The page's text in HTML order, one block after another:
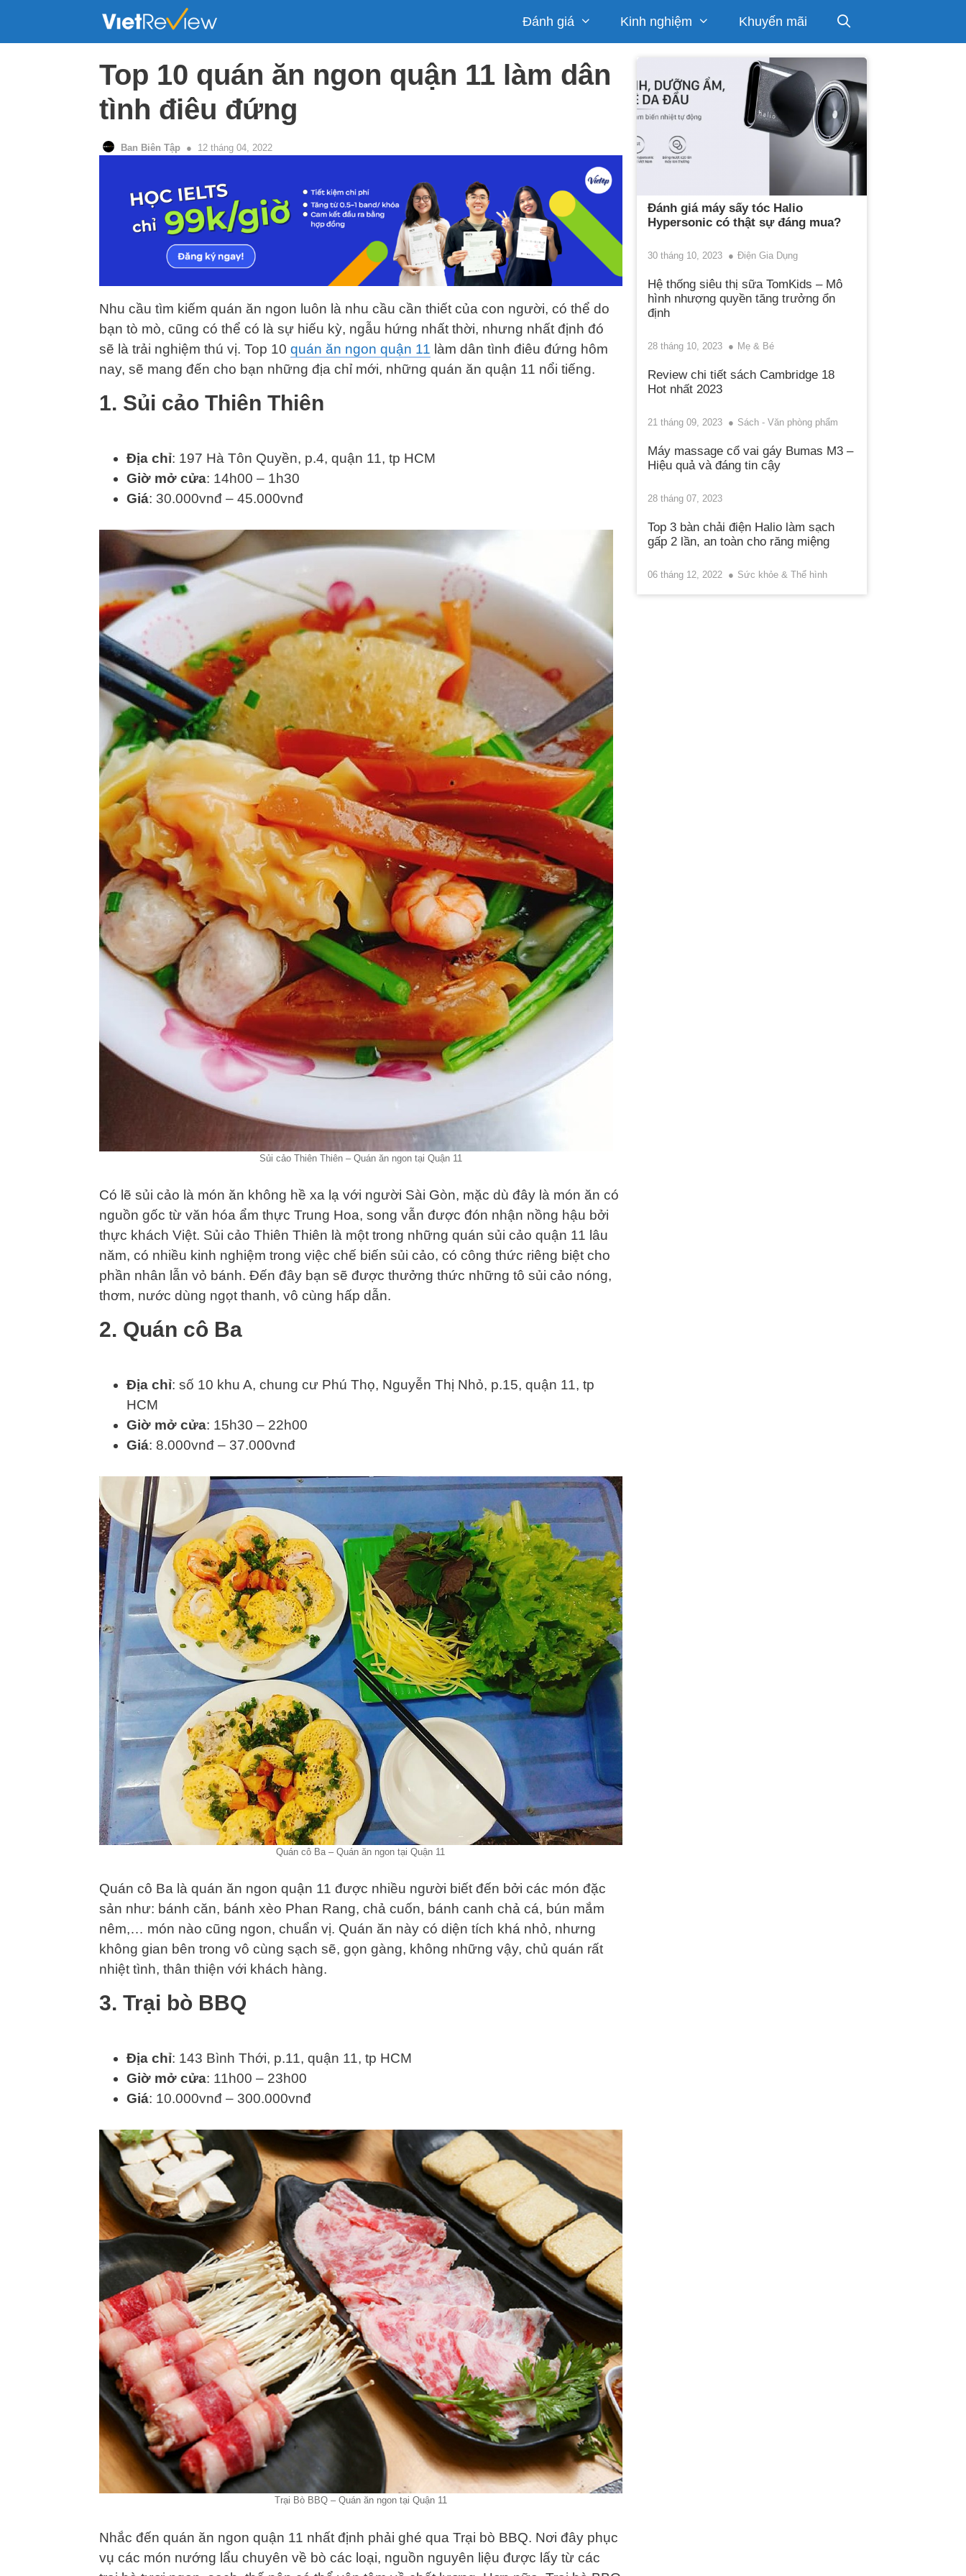
Đánh giá Kinh nghiệm Khuyến mãi
Top 10 quán ăn ngon quận 11 làm dân
tình điêu đứng
Ban Biên Tập 12 tháng 04, 2022
Nhu cầu tìm kiếm quán ăn ngon luôn là nhu cầu cần thiết của con người, có thể do
bạn tò mò, cũng có thể có là sự hiếu kỳ, ngẫu hứng nhất thời, nhưng nhất định đó
sẽ là trải nghiệm thú vị. Top 10 quán ăn ngon quận 11 làm dân tình điêu đứng hôm
nay, sẽ mang đến cho bạn những địa chỉ mới, những quán ăn quận 11 nổi tiếng.
1. Sủi cảo Thiên Thiên
Địa chỉ: 197 Hà Tôn Quyền, p.4, quận 11, tp HCM
Giờ mở cửa: 14h00 – 1h30
Giá: 30.000vnđ – 45.000vnđ
Sủi cảo Thiên Thiên – Quán ăn ngon tại Quận 11
Có lẽ sủi cảo là món ăn không hề xa lạ với người Sài Gòn, mặc dù đây là món ăn có
nguồn gốc từ văn hóa ẩm thực Trung Hoa, song vẫn được đón nhận nồng hậu bởi
thực khách Việt. Sủi cảo Thiên Thiên là một trong những quán sủi cảo quận 11 lâu
năm, có nhiều kinh nghiệm trong việc chế biến sủi cảo, có công thức riêng biệt cho
phần nhân lẫn vỏ bánh. Đến đây bạn sẽ được thưởng thức những tô sủi cảo nóng,
thơm, nước dùng ngọt thanh, vô cùng hấp dẫn.
2. Quán cô Ba
Địa chỉ: số 10 khu A, chung cư Phú Thọ, Nguyễn Thị Nhỏ, p.15, quận 11, tp
HCM
Giờ mở cửa: 15h30 – 22h00
Giá: 8.000vnđ – 37.000vnđ
Quán cô Ba – Quán ăn ngon tại Quận 11
Quán cô Ba là quán ăn ngon quận 11 được nhiều người biết đến bởi các món đặc
sản như: bánh căn, bánh xèo Phan Rang, chả cuốn, bánh canh chả cá, bún mắm
nêm,… món nào cũng ngon, chuẩn vị. Quán ăn này có diện tích khá nhỏ, nhưng
không gian bên trong vô cùng sạch sẽ, gọn gàng, không những vậy, chủ quán rất
nhiệt tình, thân thiện với khách hàng.
3. Trại bò BBQ
Địa chỉ: 143 Bình Thới, p.11, quận 11, tp HCM
Giờ mở cửa: 11h00 – 23h00
Giá: 10.000vnđ – 300.000vnđ
Trại Bò BBQ – Quán ăn ngon tại Quận 11
Nhắc đến quán ăn ngon quận 11 nhất định phải ghé qua Trại bò BBQ. Nơi đây phục
vụ các món nướng lẩu chuyên về bò các loại, nguồn nguyên liệu được lấy từ các
Đánh giá máy sấy tóc Halio
Hypersonic có thật sự đáng mua?
30 tháng 10, 2023 Điện Gia Dụng
Hệ thống siêu thị sữa TomKids – Mô
hình nhượng quyền tăng trưởng ổn
định
28 tháng 10, 2023 Mẹ & Bé
Review chi tiết sách Cambridge 18
Hot nhất 2023
21 tháng 09, 2023 Sách - Văn phòng phẩm
Máy massage cổ vai gáy Bumas M3 –
Hiệu quả và đáng tin cậy
28 tháng 07, 2023
Top 3 bàn chải điện Halio làm sạch
gấp 2 lần, an toàn cho răng miệng
06 tháng 12, 2022 Sức khỏe & Thể hình